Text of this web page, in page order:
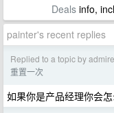
Dealsinfo,
painter's recent replies
Replied to a topic by
重置一次
如果你是产品经理你会怎